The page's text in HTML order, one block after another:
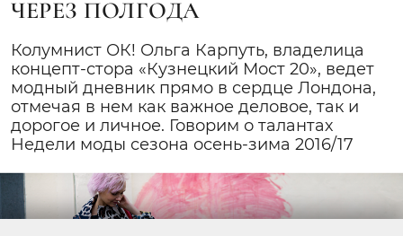
ЧЕРЕЗ ПОЛГОДА
Колумнист ОК! Ольга Карпуть, владелица
концепт-стора «Кузнецкий Мост 20», ведет
модный дневник прямо в сердце Лондона,
отмечая в нем как важное деловое, так и
дорогое и личное. Говорим о талантах
Недели моды сезона осень-зима 2016/17